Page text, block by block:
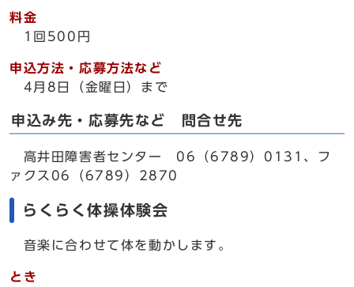
料金
1回500円
申込方法・応募方法など
4月8日（金曜日）まで
申込み先・応募先など 問合せ先
高井田障害者センター 06（6789）0131、フ
ァクス06（6789）2870
らくらく体操体験会
音楽に合わせて体を動かします。
とき